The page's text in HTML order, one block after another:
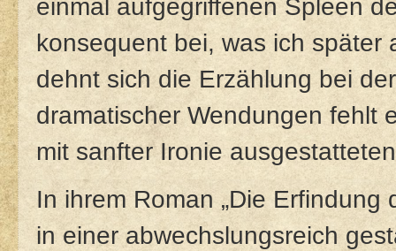
einmal aufgegriffenen Spleen
konsequent bei, was ich später
dehnt sich die Erzählung bei
dramatischer Wendungen fehlt
mit sanfter Ironie
In ihrem Roman „Die Erfindung
in einer abwechslungsreich